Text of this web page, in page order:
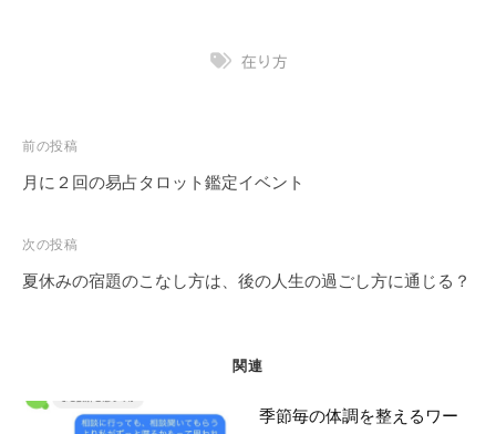
在り方
投
稿
ビ
ゲ
ン
前の投稿
月に２回の易占タロット鑑定イベント
次の投稿
夏休みの宿題のこなし方は、後の人生の過ごし方に通じる？
関連
季節毎の体調を整えるワー